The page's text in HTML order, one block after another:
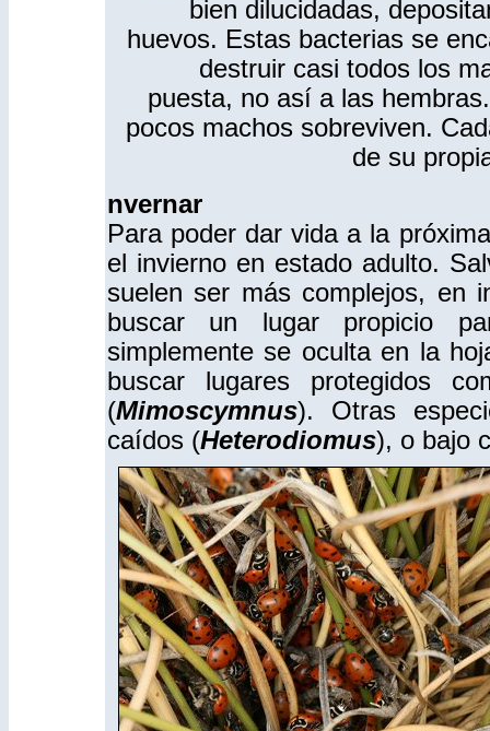
bien dilucidadas,
huevos. Estas bacterias se
destruir casi todos los
puesta, no así a las
pocos machos sobreviven.
de su
nvernar
Para poder dar vida a la
el invierno en estado adulto.
suelen ser más complejos, en
buscar un lugar propicio
simplemente se oculta en la
buscar lugares protegidos
(Mimoscymnus). Otras
caídos (Heterodiomus), o bajo